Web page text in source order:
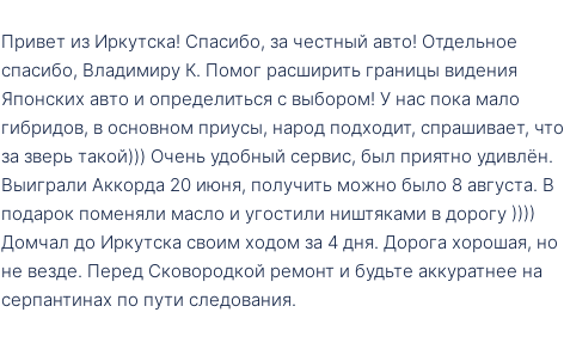
Привет из Иркутска! Спасибо, за честный авто! Отдельное
спасибо, Владимиру К. Помог расширить границы видения
Японских авто и определиться с выбором! У нас пока мало
гибридов, в основном приусы, народ подходит, спрашивает, что
за зверь такой))) Очень удобный сервис, был приятно удивлён.
Выиграли Аккорда 20 июня, получить можно было 8 августа. В
подарок поменяли масло и угостили ништяками в дорогу ))))
Домчал до Иркутска своим ходом за 4 дня. Дорога хорошая, но
не везде. Перед Сковородкой ремонт и будьте аккуратнее на
серпантинах по пути следования.